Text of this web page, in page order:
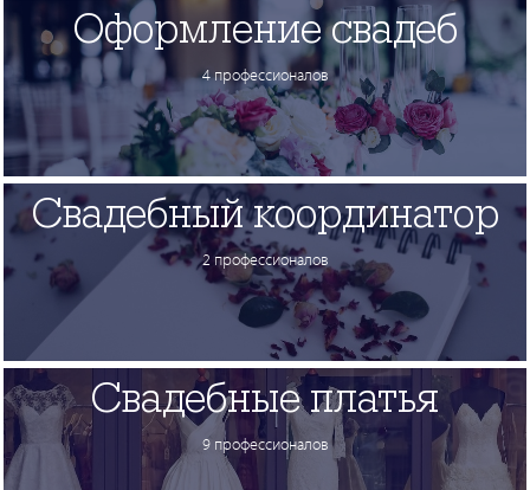
Оформление свадеб
4 профессионалов
Свадебный координатор
2 профессионалов
Свадебные платья
9 профессионалов